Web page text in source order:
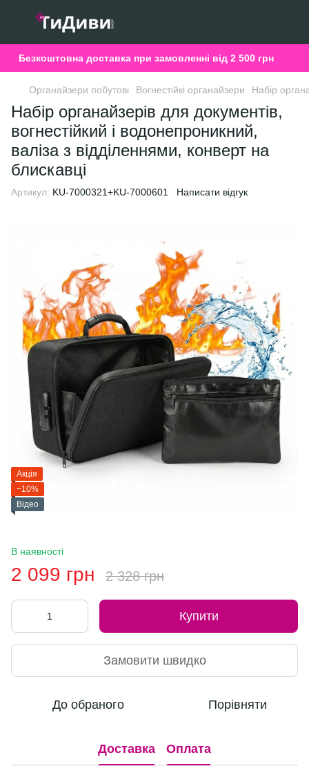
Безкоштовна доставка при замовленні від 2 500 грн
Органайзери побутові Вогнестійкі органайзери Набір
Набір органайзерів для документів,
вогнестійкий і водонепроникний,
валіза з відділеннями, конверт на
блискавці
Артикул: KU-7000321+KU-7000601 Написати відгук
Акція
−10%
Відео
В наявності
2 099 грн 2 328 грн
Купити
Замовити швидко
До обраного Порівняти
Доставка Оплата